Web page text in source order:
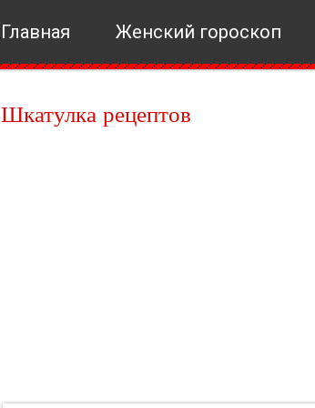
Главная Женский гороскоп
Шкатулка рецептов